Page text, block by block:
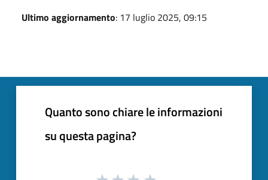
Ultimo aggiornamento: 17 luglio 2025, 09:15
Quanto sono chiare le informazioni
su questa pagina?